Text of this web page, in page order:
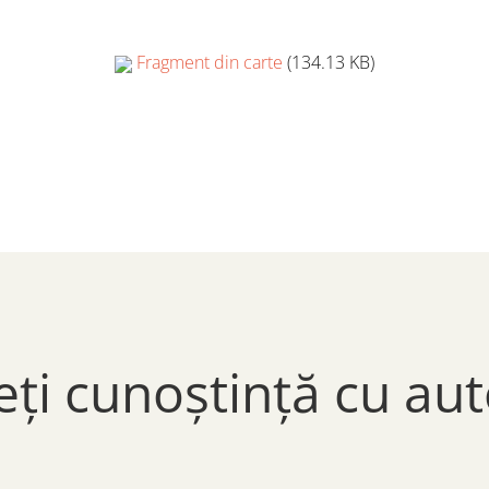
Fragment din carte (134.13 KB)
cunoștință cu